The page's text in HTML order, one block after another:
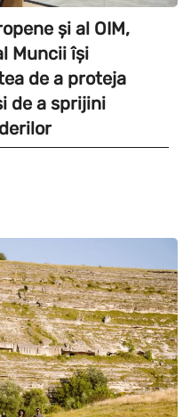
și al OIM,
Muncii își
de a proteja
de a sprijini